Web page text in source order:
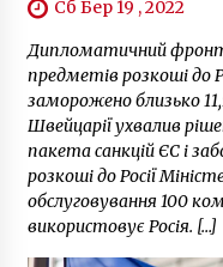
Сб Бер 19 , 2022
Дипломатичний
предметів розкоші до
заморожено близько
Швейцарії ухвалив
пакета санкцій ЄС і
розкоші до Росії
обслуговування 100
використовує Росія. […]